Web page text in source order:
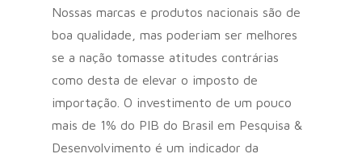
Nossas marcas e produtos nacionais são de
boa qualidade, mas poderiam ser melhores
se a nação tomasse atitudes contrárias
como desta de elevar o imposto de
importação. O investimento de um pouco
mais de 1% do PIB do Brasil em Pesquisa &
Desenvolvimento é um indicador da